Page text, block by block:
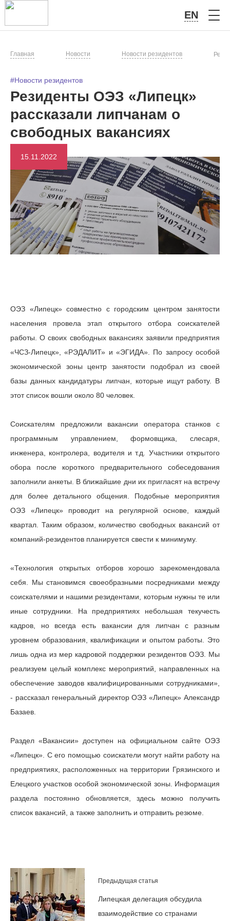
EN
Главная Новости Новости резидентов
#Новости резидентов
Резиденты ОЭЗ «Липецк»
рассказали липчанам о
свободных вакансиях
15.11.2022
ОЭЗ «Липецк» совместно с городским центром занятости
населения провела этап открытого отбора соискателей
работы. О своих свободных вакансиях заявили предприятия
«ЧСЗ-Липецк», «РЭДАЛИТ» и «ЭГИДА». По запросу особой
экономической зоны центр занятости подобрал из своей
базы данных кандидатуры липчан, которые ищут работу. В
этот список вошли около 80 человек.
Соискателям предложили вакансии оператора станков с
программным управлением, формовщика, слесаря,
инженера, контролера, водителя и т.д. Участники открытого
обора после короткого предварительного собеседования
заполнили анкеты. В ближайшие дни их пригласят на встречу
для более детального общения. Подобные мероприятия
ОЭЗ «Липецк» проводит на регулярной основе, каждый
квартал. Таким образом, количество свободных вакансий от
компаний-резидентов планируется свести к минимуму.
«Технология открытых отборов хорошо зарекомендовала
себя. Мы становимся своеобразными посредниками между
соискателями и нашими резидентами, которым нужны те или
иные сотрудники. На предприятиях небольшая текучесть
кадров, но всегда есть вакансии для липчан с разным
уровнем образования, квалификации и опытом работы. Это
лишь одна из мер кадровой поддержки резидентов ОЭЗ. Мы
реализуем целый комплекс мероприятий, направленных на
обеспечение заводов квалифицированными сотрудниками»,
- рассказал генеральный директор ОЭЗ «Липецк» Александр
Базаев.
Раздел «Вакансии» доступен на официальном сайте ОЭЗ
«Липецк». С его помощью соискатели могут найти работу на
предприятиях, расположенных на территории Грязинского и
Елецкого участков особой экономической зоны. Информация
раздела постоянно обновляется, здесь можно получить
список вакансий, а также заполнить и отправить резюме.
Предыдущая статья
Липецкая делегация обсудила
взаимодействие со странами